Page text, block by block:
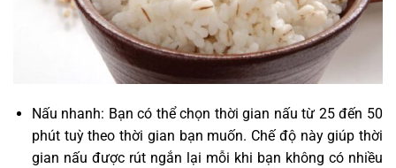
Nấu nhanh: Bạn có thể chọn thời gian nấu từ 25 đến 50
phút tuỳ theo thời gian bạn muốn. Chế độ này giúp thời
gian nấu được rút ngắn lại mỗi khi bạn không có nhiều